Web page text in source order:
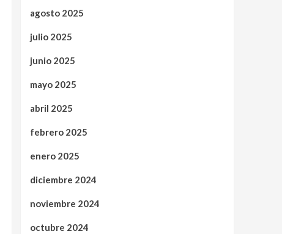
agosto 2025
julio 2025
junio 2025
mayo 2025
abril 2025
febrero 2025
enero 2025
diciembre 2024
noviembre 2024
octubre 2024